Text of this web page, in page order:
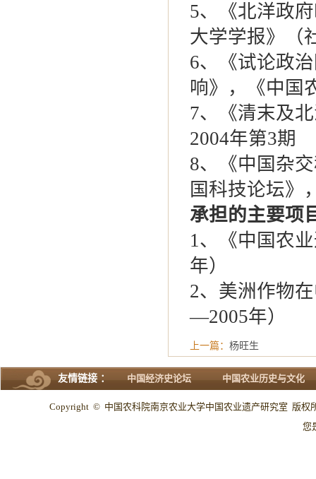
5、《北洋政
大学学报》（
6、《试论政
响》，《中国
7、《清末及
2004年第3期
8、《中国杂
国科技论坛》
承担的主要项
1、《中国农
年）
2、美洲作物
—2005年）
上一篇： 杨旺生
友情链接 ： 中国经济史论坛 中国农业历史与文化
Copyright © 中国农科院南京农业大学中国农业遗产研究室 版权
您